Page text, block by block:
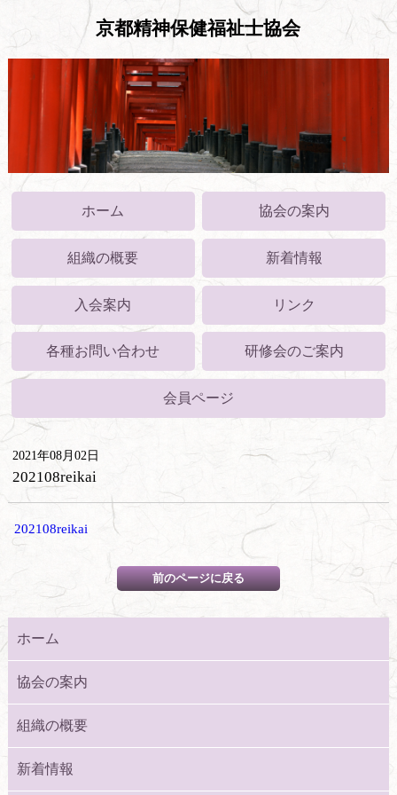
京都精神保健福祉士協会
ホーム 協会の案内
組織の概要 新着情報
入会案内 リンク
各種お問い合わせ 研修会のご案内
会員ページ
2021年08月02日
202108reikai
202108reikai
ホーム
協会の案内
組織の概要
新着情報